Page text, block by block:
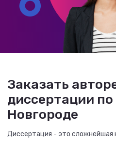
Заказать
диссертации
Новгороде
Диссертация - это сложнейшая